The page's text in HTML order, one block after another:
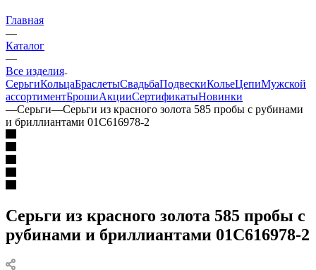
Главная
—
Каталог
—
Все изделия
СерьгиКольцаБраслетыСвадьбаПодвескиКольеЦепиМужской
ассортиментБрошиАкцииСертификатыНовинки
—Серьги—Серьги из красного золота 585 пробы с рубинами
и бриллиантами 01С616978-2
Серьги из красного золота 585 пробы с
рубинами и бриллиантами 01С616978-2